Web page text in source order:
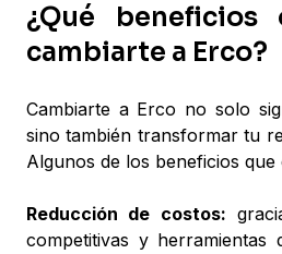
¿Qué beneficios
cambiarte a Erco?
Cambiarte a Erco no solo
sino también transformar tu
Algunos de los beneficios
Reducción de costos:
competitivas y herramientas